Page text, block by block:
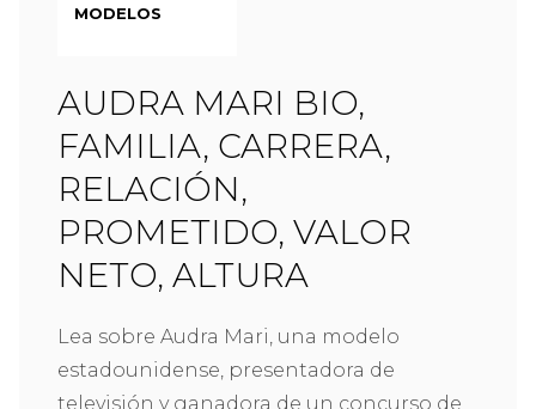
MODELOS
AUDRA MARI BIO,
FAMILIA, CARRERA,
RELACIÓN,
PROMETIDO, VALOR
NETO, ALTURA
Lea sobre Audra Mari, una modelo
estadounidense, presentadora de
televisión y ganadora de un concurso de